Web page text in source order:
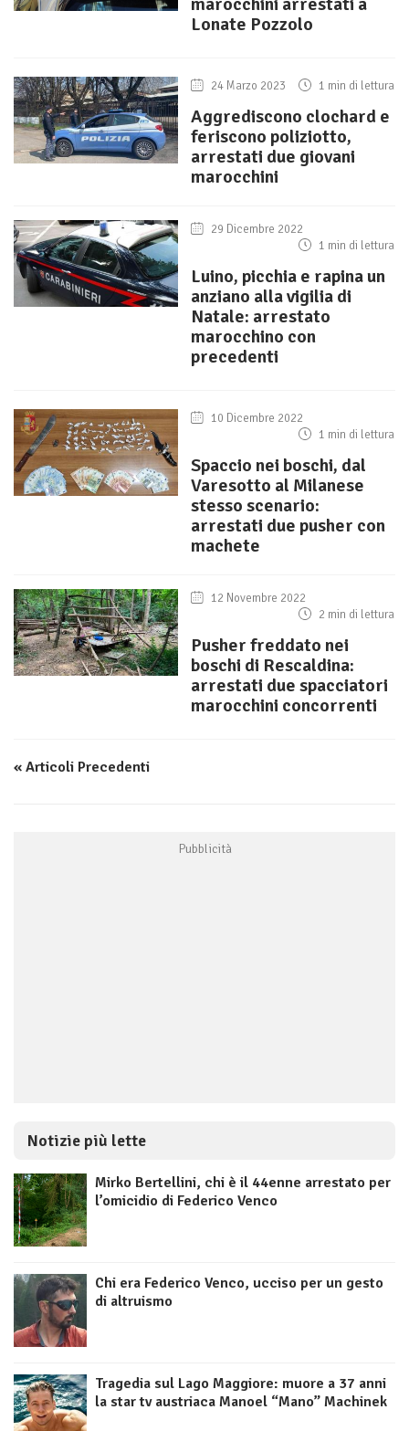
Lonate Pozzolo
24 Marzo 2023 1 min di lettura
Aggrediscono clochard e
feriscono poliziotto,
arrestati due giovani
marocchini
29 Dicembre 2022
1 min di lettura
Luino, picchia e rapina un
anziano alla vigilia di
Natale: arrestato
marocchino con
precedenti
10 Dicembre 2022
1 min di lettura
Spaccio nei boschi, dal
Varesotto al Milanese
stesso scenario:
arrestati due pusher con
machete
12 Novembre 2022
2 min di lettura
Pusher freddato nei
boschi di Rescaldina:
arrestati due spacciatori
marocchini concorrenti
« Articoli Precedenti
Notizie più lette
Mirko Bertellini, chi è il 44enne arrestato per
l’omicidio di Federico Venco
Chi era Federico Venco, ucciso per un gesto
di altruismo
Tragedia sul Lago Maggiore: muore a 37 anni
la star tv austriaca Manoel “Mano” Machinek